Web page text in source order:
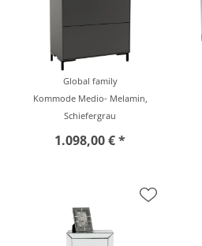
Global family
Kommode Medio- Melamin,
Schiefergrau
1.098,00 € *